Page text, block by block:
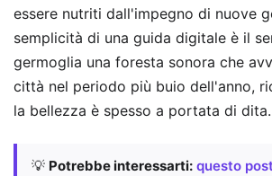
essere nutriti dall'impegno di nuove
semplicità di una guida digitale è il
germoglia una foresta sonora che
città nel periodo più buio dell'anno,
la bellezza è spesso a portata di dita.
💡 Potrebbe interessarti: questo post